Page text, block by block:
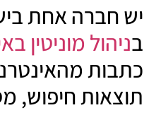
יש חברה אחת
בניהול מוניטין
כתבות
תוצאות חיפוש,